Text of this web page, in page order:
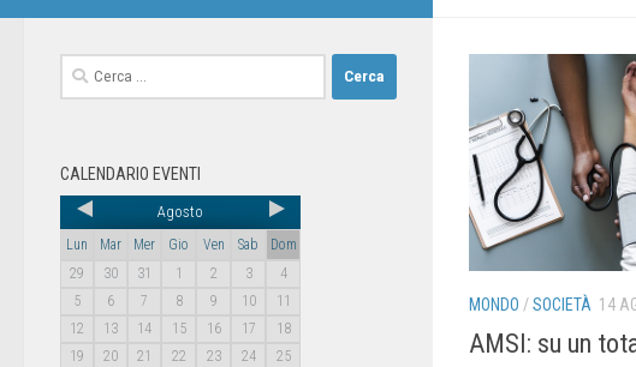
MONDO /SOCIETÀ 14
AMSI: su un
CALENDARIO EVENTI
Agosto
Lun Mar Mer Gio Ven Sab
Dom
29
30 31 1 2 3
4
5
6 7 8 9 10
11
12
13 14 15 16 17
18
19
20 21 22 23 24
25